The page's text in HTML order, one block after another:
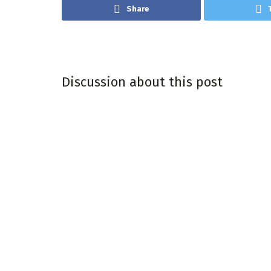
Share
Discussion about this post